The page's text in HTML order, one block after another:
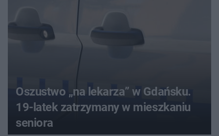
Oszustwo „na lekarza” w Gdańsku.
19-latek zatrzymany w mieszkaniu
seniora